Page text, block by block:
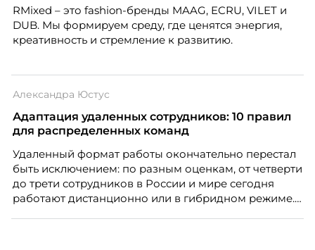
RMixed – это fashion-бренды MAAG, ECRU, VILET и
DUB. Мы формируем среду, где ценятся энергия,
креативность и стремление к развитию.
Александра Юстус
Адаптация удаленных сотрудников: 10 правил
для распределенных команд
Удаленный формат работы окончательно перестал
быть исключением: по разным оценкам, от четверти
до трети сотрудников в России и мире сегодня
работают дистанционно или в гибридном режиме.